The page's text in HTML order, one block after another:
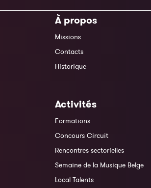
À propos
Missions
Contacts
Historique
Activités
Formations
Concours Circuit
Rencontres sectorielles
Semaine de la Musique Belge
Local Talents